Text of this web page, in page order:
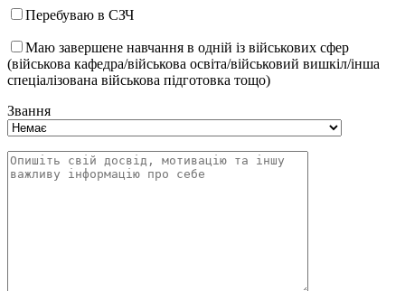
Перебуваю в СЗЧ
Маю завершене навчання в одній із військових сфер
(військова кафедра/військова освіта/військовий вишкіл/інша
спеціалізована військова підготовка тощо)
Звання